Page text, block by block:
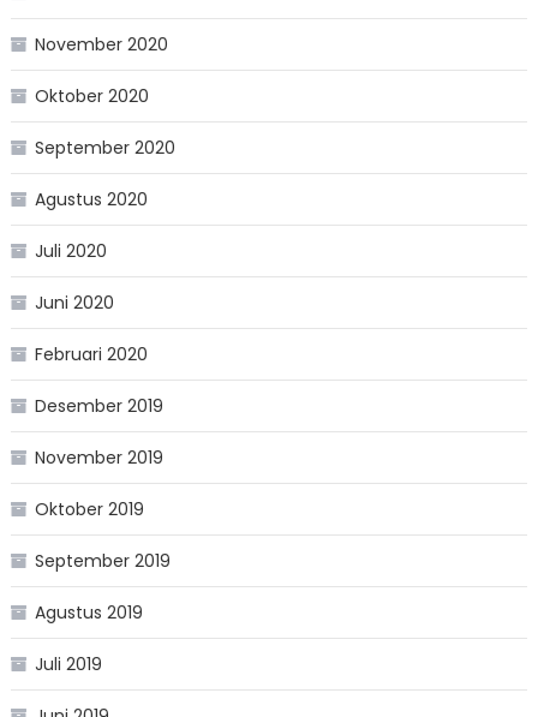
November 2020
Oktober 2020
September 2020
Agustus 2020
Juli 2020
Juni 2020
Februari 2020
Desember 2019
November 2019
Oktober 2019
September 2019
Agustus 2019
Juli 2019